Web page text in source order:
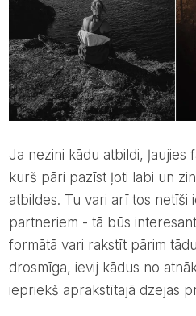
Ja nezini kādu atbildi, ļaujies fantāzijai vai uzrunā kādu,
kurš pāri pazīst ļoti labi un
atbildes. Tu vari arī tos netīši
partneriem - tā būs
formātā vari rakstīt pārim
drosmīga, ievij kādus no
iepriekš aprakstītajā dzejas